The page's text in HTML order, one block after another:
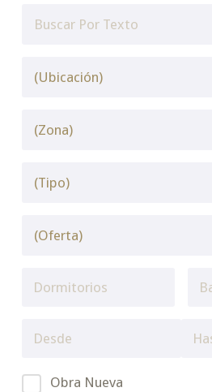
Obra Nueva